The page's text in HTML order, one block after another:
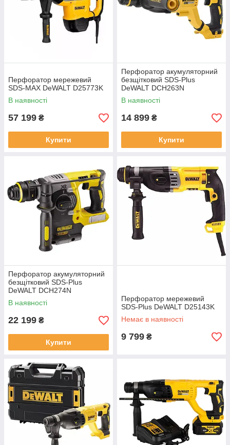
Перфоратор мережевий
SDS-MAX DeWALT D25773K
В наявності
57 199 ₴
Купити
Перфоратор акумуляторний
безщітковий SDS-Plus
DeWALT DCH263N
В наявності
14 899 ₴
Купити
Перфоратор акумуляторний
безщітковий SDS-Plus
DeWALT DCH274N
В наявності
22 199 ₴
Купити
Перфоратор мережевий
SDS-Plus DeWALT D25143K
Немає в наявності
9 799 ₴